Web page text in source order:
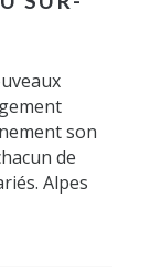
son
de
Alpes